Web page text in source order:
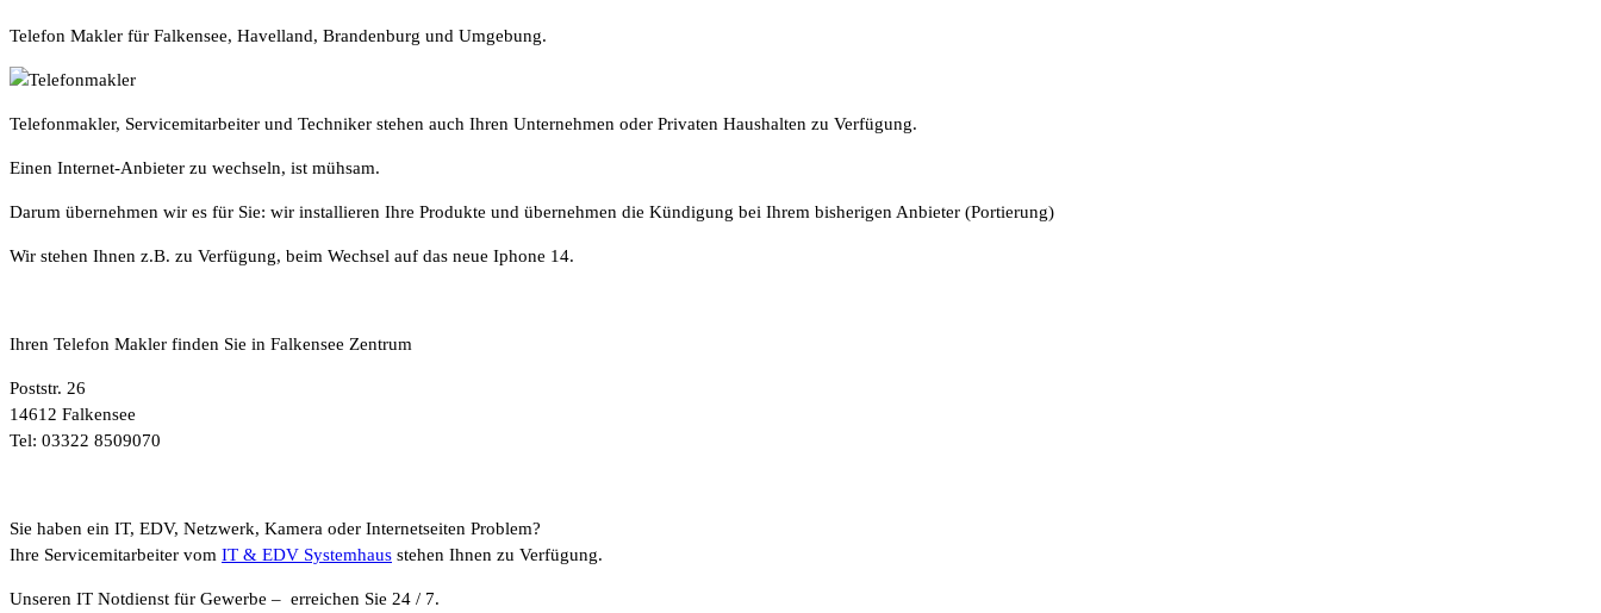
Telefon Makler für Falkensee, Havelland, Brandenburg und Umgebung.
Telefonmakler, Servicemitarbeiter und Techniker stehen auch Ihren Unternehmen oder Privaten Haushalten zu Verfügung.
Einen Internet-Anbieter zu wechseln, ist mühsam.
Darum übernehmen wir es für Sie: wir installieren Ihre Produkte und übernehmen die Kündigung bei Ihrem bisherigen Anbieter (Portierung)
Wir stehen Ihnen z.B. zu Verfügung, beim Wechsel auf das neue Iphone 14.
Ihren Telefon Makler finden Sie in Falkensee Zentrum
Poststr. 26
14612 Falkensee
Tel: 03322 8509070
Sie haben ein IT, EDV, Netzwerk, Kamera oder Internetseiten Problem?
Ihre Servicemitarbeiter vom IT & EDV Systemhaus stehen Ihnen zu Verfügung.
Unseren IT Notdienst für Gewerbe – erreichen Sie 24 / 7.